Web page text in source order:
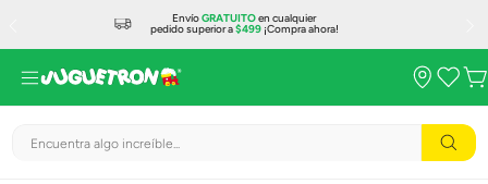
EnvíoGRATUITOen cualquier
pedido superior a$499¡Compra ahora!
Encuentra algo increíble...